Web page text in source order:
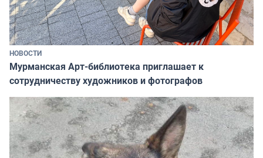
НОВОСТИ
Мурманская Арт-библиотека приглашает к
сотрудничеству художников и фотографов